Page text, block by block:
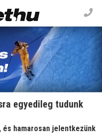
egyedileg tudunk
hamarosan jelentkezünk